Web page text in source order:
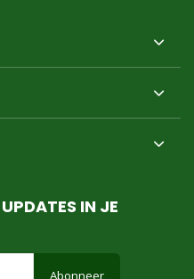
IN JE
Abonneer